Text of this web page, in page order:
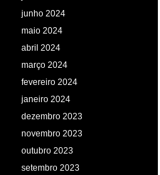
junho 2024
maio 2024
abril 2024
março 2024
fevereiro 2024
janeiro 2024
dezembro 2023
novembro 2023
outubro 2023
setembro 2023